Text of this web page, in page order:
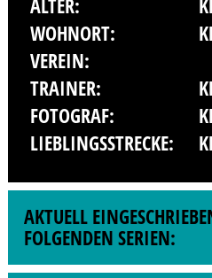
ALTER:
WOHNORT:
VEREIN:
TRAINER:
FOTOGRAF:
LIEBLINGSSTRECKE:
AKTUELL
FOLGENDEN SERIEN: